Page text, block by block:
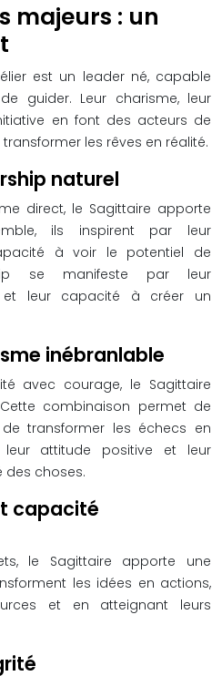
majeurs : un
est un leader né, capable
guider. Leur charisme, leur
en font des acteurs de
les rêves en réalité.
naturel
direct, le Sagittaire apporte
ils inspirent par leur
à voir le potentiel de
se manifeste par leur
et leur capacité à créer un
inébranlable
avec courage, le Sagittaire
combinaison permet de
transformer les échecs en
attitude positive et leur
choses.
capacité
le Sagittaire apporte une
les idées en actions,
et en atteignant leurs